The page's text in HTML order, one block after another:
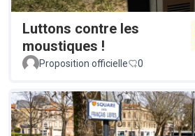
Luttons contre les
moustiques !
Proposition officielle
0